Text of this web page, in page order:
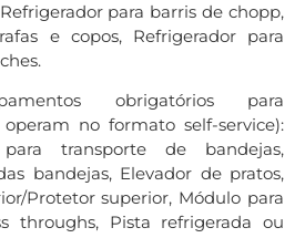
para barris de chopp,
e copos, Refrigerador para
obrigatórios para
no formato self-service):
transporte de bandejas,
bandejas, Elevador de pratos,
Protetor superior, Módulo para
throughs, Pista refrigerada ou